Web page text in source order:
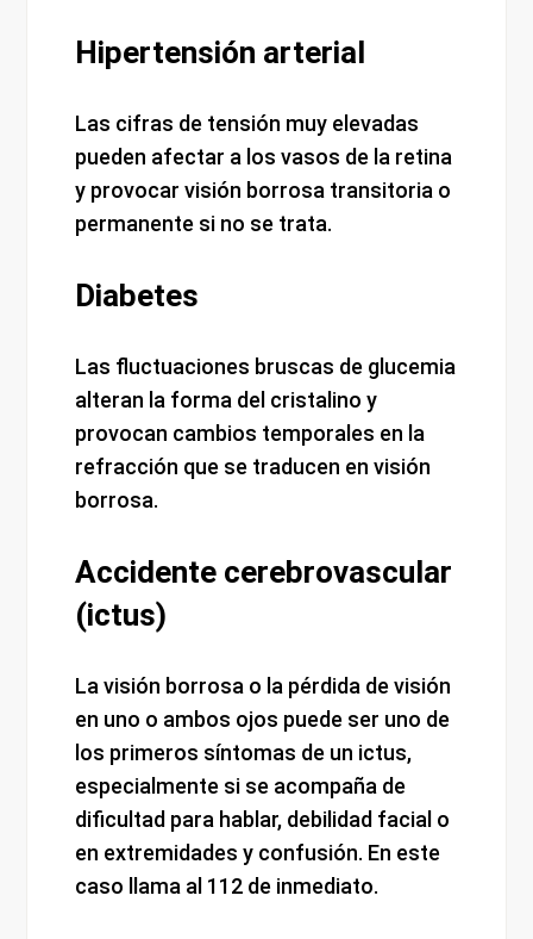
Hipertensión arterial
Las cifras de tensión muy elevadas
pueden afectar a los vasos de la retina
y provocar visión borrosa transitoria o
permanente si no se trata.
Diabetes
Las fluctuaciones bruscas de glucemia
alteran la forma del cristalino y
provocan cambios temporales en la
refracción que se traducen en visión
borrosa.
Accidente cerebrovascular
(ictus)
La visión borrosa o la pérdida de visión
en uno o ambos ojos puede ser uno de
los primeros síntomas de un ictus,
especialmente si se acompaña de
dificultad para hablar, debilidad facial o
en extremidades y confusión. En este
caso llama al 112 de inmediato.